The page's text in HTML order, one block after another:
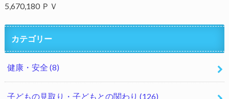
5,670,180 ＰＶ
カテゴリー
健康・安全 (8)
子どもの見取り・子どもとの関わり (126)